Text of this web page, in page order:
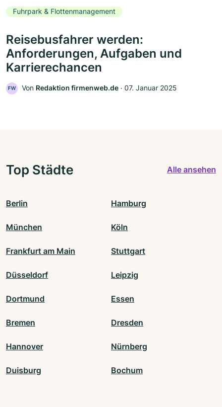
Fuhrpark & Flottenmanagement
Reisebusfahrer werden:
Anforderungen, Aufgaben und
Karrierechancen
FW Von Redaktion firmenweb.de ‧ 07. Januar 2025
Top Städte Alle ansehen
Berlin Hamburg
München Köln
Frankfurt am Main Stuttgart
Düsseldorf Leipzig
Dortmund Essen
Bremen Dresden
Hannover Nürnberg
Duisburg Bochum